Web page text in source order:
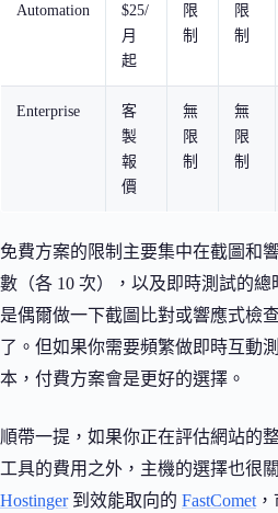
Automation
$25/
月
起
限
制
限
制
Enterprise
客
製
報
價
無
限
制
無
限
制
免費方案的限制主要集中在截圖和
數（各 10 次），以及即時測試的
是偶爾做一下截圖比對或響應式檢
了。但如果你需要頻繁做即時互動
本，付費方案會是更好的選擇。
順帶一提，如果你正在評估網站的
工具的費用之外，主機的選擇也很
Hostinger到效能取向的 FastComet，